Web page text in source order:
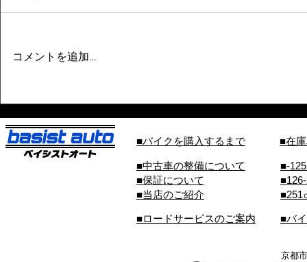
コメントを追加…
■バイクを購入するまで ■在
■中古車の整備について
■保証について
■当店のご紹介
■-
■251
■ロードサービスのご案内 ■バ
京都